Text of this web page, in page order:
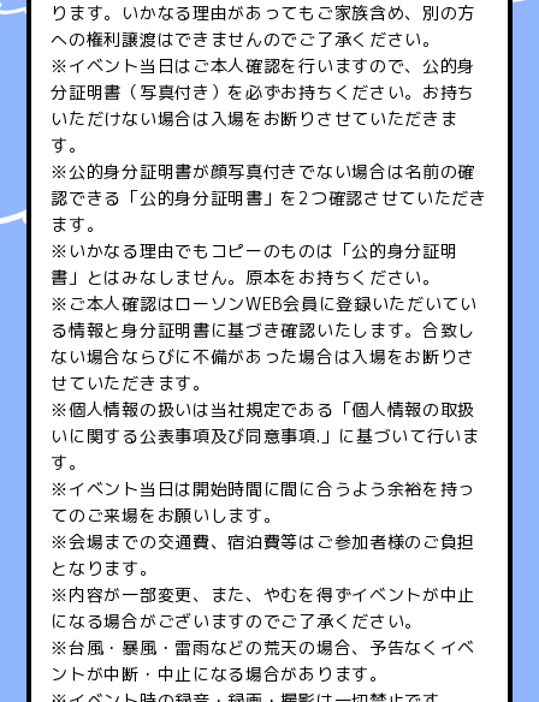
ります。いかなる理由があってもご家族含め、別の方
への権利譲渡はできませんのでご了承ください。
※イベント当日はご本人確認を行いますので、公的身
分証明書（写真付き）を必ずお持ちください。お持ち
いただけない場合は入場をお断りさせていただきま
す。
※公的身分証明書が顔写真付きでない場合は名前の確
認できる「公的身分証明書」を2つ確認させていただき
ます。
※いかなる理由でもコピーのものは「公的身分証明
書」とはみなしません。原本をお持ちください。
※ご本人確認はローソンWEB会員に登録いただいてい
る情報と身分証明書に基づき確認いたします。合致し
ない場合ならびに不備があった場合は入場をお断りさ
せていただきます。
※個人情報の扱いは当社規定である「個人情報の取扱
いに関する公表事項及び同意事項.」に基づいて行いま
す。
※イベント当日は開始時間に間に合うよう余裕を持っ
てのご来場をお願いします。
※会場までの交通費、宿泊費等はご参加者様のご負担
となります。
※内容が一部変更、また、やむを得ずイベントが中止
になる場合がございますのでご了承ください。
※台風・暴風・雷雨などの荒天の場合、予告なくイベ
ントが中断・中止になる場合があります。